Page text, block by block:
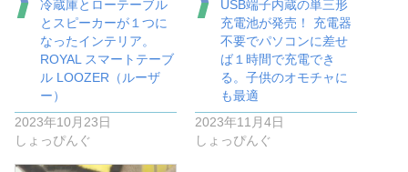
冷蔵庫とローテーブル
とスピーカーが１つに
なったインテリア。
ROYAL スマートテーブ
ル LOOZER（ルーザ
ー）
2023年10月23日
しょっぴんぐ
USB端子内蔵の単三形
充電池が発売！ 充電器
不要でパソコンに差せ
ば１時間で充電でき
る。子供のオモチャに
も最適
2023年11月4日
しょっぴんぐ